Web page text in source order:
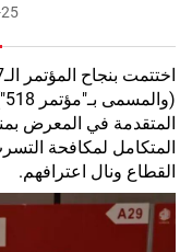
المتقدمة في المعرض
المتكامل لمكافحة
القطاع ونال اعترافهم.